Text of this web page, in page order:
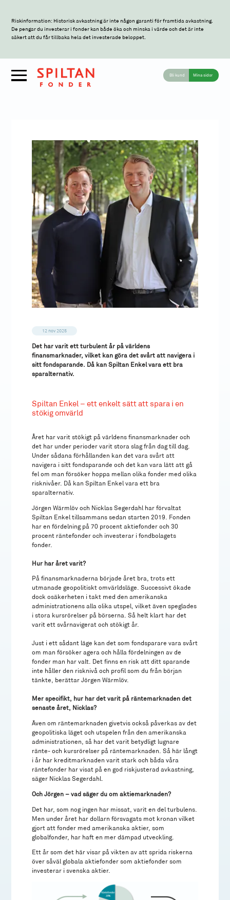
Riskinformation: Historisk avkastning är inte någon garanti för framtida avkastning.
De pengar du investerar i fonder kan både öka och minska i värde och det är inte
säkert att du får tillbaka hela det investerade beloppet.
Bli kund Mina sidor
12 nov 2025
Det har varit ett turbulent år på världens
finansmarknader, vilket kan göra det svårt att navigera i
sitt fondsparande. Då kan Spiltan Enkel vara ett bra
sparalternativ.
Spiltan Enkel – ett enkelt sätt att spara i en
stökig omvärld
Året har varit stökigt på världens finansmarknader och
det har under perioder varit stora slag från dag till dag.
Under sådana förhållanden kan det vara svårt att
navigera i sitt fondsparande och det kan vara lätt att gå
fel om man försöker hoppa mellan olika fonder med olika
risknivåer. Då kan Spiltan Enkel vara ett bra
sparalternativ.
Jörgen Wärmlöv och Nicklas Segerdahl har förvaltat
Spiltan Enkel tillsammans sedan starten 2019. Fonden
har en fördelning på 70 procent aktiefonder och 30
procent räntefonder och investerar i fondbolagets
fonder.
Hur har året varit?
På finansmarknaderna började året bra, trots ett
utmanade geopolitiskt omvärldsläge. Successivt ökade
dock osäkerheten i takt med den amerikanska
administrationens alla olika utspel, vilket även speglades
i stora kursrörelser på börserna. Så helt klart har det
varit ett svårnavigerat och stökigt år.
Just i ett sådant läge kan det som fondsparare vara svårt
om man försöker agera och hålla fördelningen av de
fonder man har valt. Det finns en risk att ditt sparande
inte håller den risknivå och profil som du från början
tänkte, berättar Jörgen Wärmlöv.
Mer specifikt, hur har det varit på räntemarknaden det
senaste året, Nicklas?
Även om räntemarknaden givetvis också påverkas av det
geopolitiska läget och utspelen från den amerikanska
administrationen, så har det varit betydligt lugnare
ränte- och kursrörelser på räntemarknaden. Så här långt
i år har kreditmarknaden varit stark och båda våra
räntefonder har visat på en god riskjusterad avkastning,
säger Nicklas Segerdahl.
Och Jörgen – vad säger du om aktiemarknaden?
Det har, som nog ingen har missat, varit en del turbulens.
Men under året har dollarn försvagats mot kronan vilket
gjort att fonder med amerikanska aktier, som
globalfonder, har haft en mer dämpad utveckling.
Ett år som det här visar på vikten av att sprida riskerna
över såväl globala aktiefonder som aktiefonder som
investerar i svenska aktier.